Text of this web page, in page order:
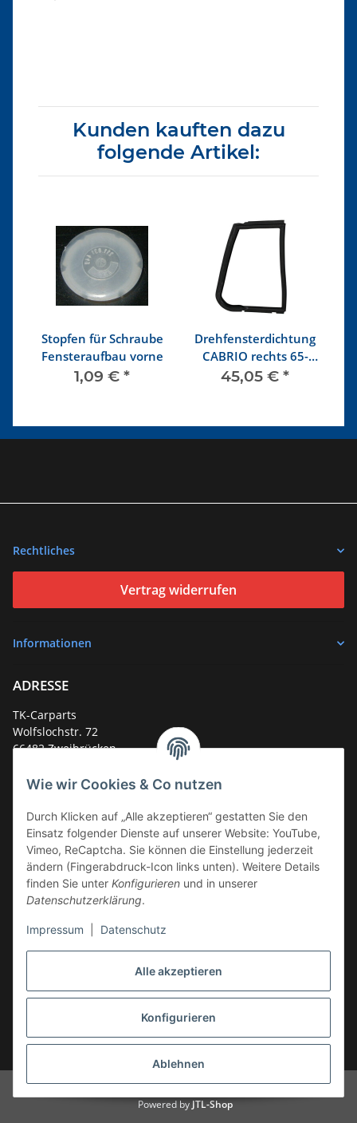
Alle akzeptieren
Konfigurieren
Ablehnen
Wie wir Cookies & Co nutzen
Durch Klicken auf „Alle akzeptieren“ gestatten Sie den
Einsatz folgender Dienste auf unserer Website: YouTube,
Vimeo, ReCaptcha. Sie können die Einstellung jederzeit
ändern (Fingerabdruck-Icon links unten). Weitere Details
finden Sie unter Konfigurieren und in unserer
Datenschutzerklärung.
Impressum Datenschutz
Kunden kauften dazu
folgende Artikel:
Stopfen für Schraube
Fensteraufbau vorne
1,09 € *
Drehfensterdichtung
CABRIO rechts 65-
7/72
45,05 € *
Rechtliches
Vertrag widerrufen
Informationen
ADRESSE
TK-Carparts
Wolfslochstr. 72
66482 Zweibrücken
Service-Hotline +49 (0)6332 - 48 58 48
E-Mail:mail@tk-carparts.de
Montag-Donnerstag von 13 bis 16 Uhr
Powered by JTL-Shop